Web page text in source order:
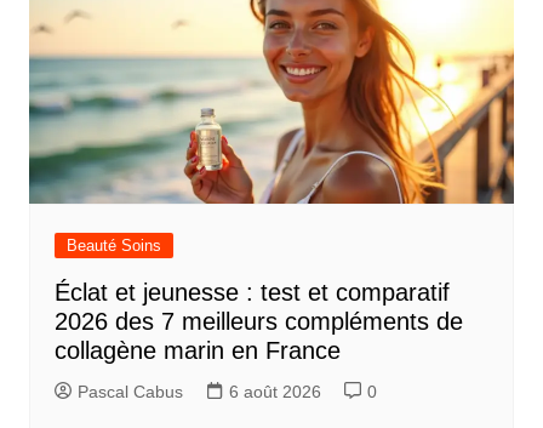
Beauté Soins
Éclat et jeunesse : test et comparatif
2026 des 7 meilleurs compléments de
collagène marin en France
Pascal Cabus 6 août 2026 0